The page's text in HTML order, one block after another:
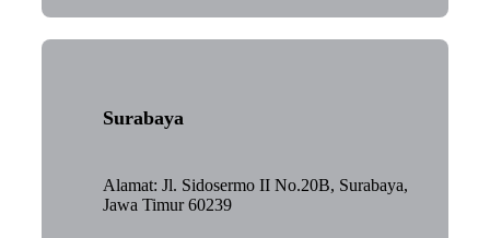
Surabaya
Alamat: Jl. Sidosermo II No.20B, Surabaya,
Jawa Timur 60239